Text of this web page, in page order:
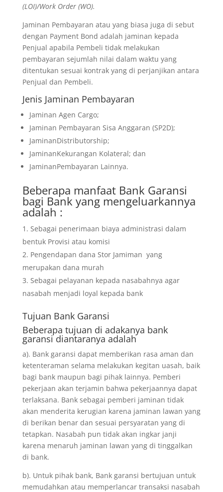
(LOI)/Work Order (WO).
Jaminan Pembayaran atau yang biasa juga di sebut
dengan Payment Bond adalah jaminan kepada
Penjual apabila Pembeli tidak melakukan
pembayaran sejumlah nilai dalam waktu yang
ditentukan sesuai kontrak yang di perjanjikan antara
Penjual dan Pembeli.
Jenis Jaminan Pembayaran
Jaminan Agen Cargo;
Jaminan Pembayaran Sisa Anggaran (SP2D);
JaminanDistributorship;
JaminanKekurangan Kolateral; dan
JaminanPembayaran Lainnya.
Beberapa manfaat Bank Garansi
bagi Bank yang mengeluarkannya
adalah :
Sebagai penerimaan biaya administrasi dalam
bentuk Provisi atau komisi
Pengendapan dana Stor Jamiman yang
merupakan dana murah
Sebagai pelayanan kepada nasabahnya agar
nasabah menjadi loyal kepada bank
Tujuan Bank Garansi
Beberapa tujuan di adakanya bank
garansi diantaranya adalah
a). Bank garansi dapat memberikan rasa aman dan
ketenteraman selama melakukan kegitan uasah, baik
bagi bank maupun bagi pihak lainnya. Pemberi
pekerjaan akan terjamin bahwa pekerjaannya dapat
terlaksana. Bank sebagai pemberi jaminan tidak
akan menderita kerugian karena jaminan lawan yang
di berikan benar dan sesuai persyaratan yang di
tetapkan. Nasabah pun tidak akan ingkar janji
karena menaruh jaminan lawan yang di tinggalkan
di bank.
b). Untuk pihak bank, Bank garansi bertujuan untuk
memudahkan atau memperlancar transaksi nasabah